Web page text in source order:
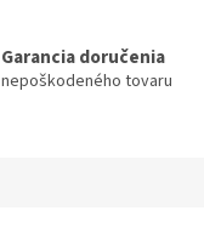
Garancia doručenia
nepoškodeného tovaru